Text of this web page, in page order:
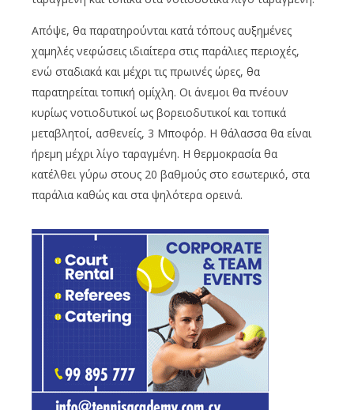
Απόψε, θα παρατηρούνται κατά τόπους αυξημένες
χαμηλές νεφώσεις ιδιαίτερα στις παράλιες περιοχές,
ενώ σταδιακά και μέχρι τις πρωινές ώρες, θα
παρατηρείται τοπική ομίχλη. Οι άνεμοι θα πνέουν
κυρίως νοτιοδυτικοί ως βορειοδυτικοί και τοπικά
μεταβλητοί, ασθενείς, 3 Μποφόρ. Η θάλασσα θα είναι
ήρεμη μέχρι λίγο ταραγμένη. Η θερμοκρασία θα
κατέλθει γύρω στους 20 βαθμούς στο εσωτερικό, στα
παράλια καθώς και στα ψηλότερα ορεινά.